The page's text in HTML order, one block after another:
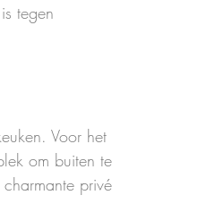
tegen
Voor het
om buiten te
privé